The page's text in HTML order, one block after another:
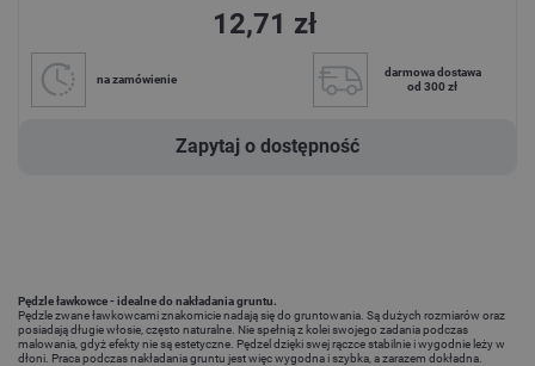
12,71 zł
na zamówienie
darmowa dostawa
od 300 zł
Zapytaj o dostępność
Pędzle ławkowce - idealne do nakładania gruntu.
Pędzle zwane ławkowcami znakomicie nadają się do gruntowania. Są dużych rozmiarów oraz
posiadają długie włosie, często naturalne. Nie spełnią z kolei swojego zadania podczas
malowania, gdyż efekty nie są estetyczne. Pędzel dzięki swej rączce stabilnie i wygodnie leży w
dłoni. Praca podczas nakładania gruntu jest więc wygodna i szybka, a zarazem dokładna.